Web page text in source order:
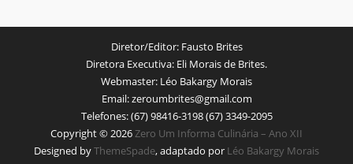
Diretor/Editor:Fausto Brites
Diretora Executiva: Eli Morais de Brites.
Webmaster: Léo Bakargy Morais
Email:zeroumbrites@gmail.com
Telefones:(67) 98416-3198 (67) 3349-2095
Copyright © 2026Zero Um Informa Culinária – Ano XII
Designed byThemeSpade, adaptado por Léo Bakargy Morais